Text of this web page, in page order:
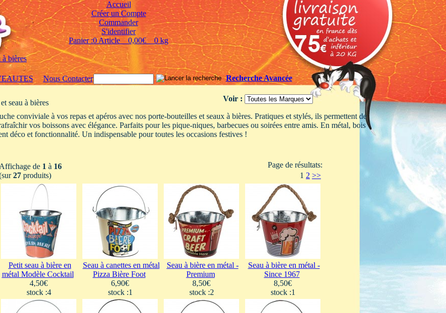
Accueil
Créer un Compte
Commander
S'identifier
Panier :0 Article 0,00€ 0 kg
à bières
Nous Contacter Recherche Avancée
seau à bières Voir :
conviviale à vos repas et apéros avec nos porte-bouteilles et seaux à bières. Pratiques et stylés, ils permettent de
vos boissons avec élégance. Parfaits pour les pique-niques, barbecues ou soirées entre amis. En métal, bois
déco et fonctionnalité. Un indispensable pour toutes les occasions festives !
Affichage de 1 à 16
27 produits)
Page de résultats:
1 2 >>
Petit seau à bière en
métal Modèle Cocktail
4,50€
stock :4
Seau à canettes en métal
Pizza Bière Foot
6,90€
stock :1
Seau à bière en métal -
Premium
8,50€
stock :2
Seau à bière en métal -
Since 1967
8,50€
stock :1